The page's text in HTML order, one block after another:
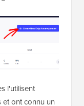
l'utilisent
et ont connu un